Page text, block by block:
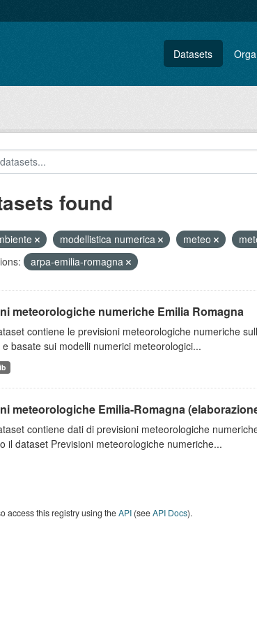
Datasets
found
modellistica numerica meteo
arpa-emilia-romagna
meteorologiche numeriche Emilia Romagna
contiene le previsioni meteorologiche numeriche
basate sui modelli numerici meteorologici...
meteorologiche Emilia-Romagna
contiene dati di previsioni meteorologiche
il dataset Previsioni meteorologiche numeriche...
access this registry using theAPI(seeAPI Docs).